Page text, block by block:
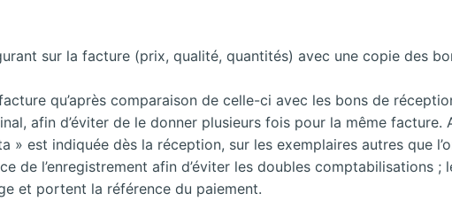
sur la facture (prix, qualité, quantités) avec une copie des
qu’après comparaison de celle-ci avec les bons de
afin d’éviter de le donner plusieurs fois pour la même
» est indiquée dès la réception, sur les exemplaires autres que
de l’enregistrement afin d’éviter les doubles comptabilisations ;
et portent la référence du paiement.